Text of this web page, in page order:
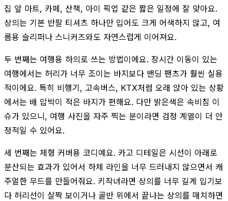
집 앞 마트, 카페, 산책, 아이 픽업 같은 짧은 일정에 잘 맞아요.
상의는 기본 반팔 티셔츠 하나만 입어도 크게 어색하지 않고, 여
름용 슬리퍼나 스니커즈와도 자연스럽게 이어져요.
두 번째는 여행용 하의로 쓰는 방법이에요. 장시간 이동이 있는
여행에서는 허리가 너무 조이는 바지보다 밴딩 팬츠가 훨씬 실용
적이에요. 특히 비행기, 고속버스, KTX처럼 오래 앉아 있는 상황
에서는 배 압박이 적은 바지가 편해요. 다만 밝은색은 속비침 이
슈가 있으니, 여행 사진을 자주 찍는 분이라면 검정 계열이 더 안
정적일 수 있어요.
세 번째는 체형 커버용 코디예요. 카고 디테일은 시선이 아래로
분산되는 효과가 있어서 하체 라인을 너무 드러내지 않으면서 캐
주얼한 무드를 만들어줘요. 키작녀라면 상의를 너무 길게 입기보
다 허리선이 살짝 보이거나 골반 위에서 끝나는 상의를 매치하면